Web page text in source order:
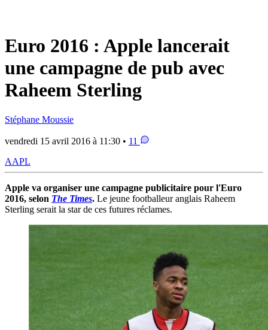
Euro 2016 : Apple lancerait
une campagne de pub avec
Raheem Sterling
Stéphane Moussie
vendredi 15 avril 2016 à 11:30 • 11
AAPL
Apple va organiser une campagne publicitaire pour l'Euro
2016, selon The Times. Le jeune footballeur anglais Raheem
Sterling serait la star de ces futures réclames.